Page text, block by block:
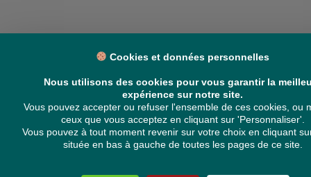
Cookies et données personnelles
Nous utilisons des cookies pour vous garantir la
expérience sur notre site.
Vous pouvez accepter ou refuser l'ensemble de ces cookies, ou
ceux que vous acceptez en cliquant sur 'Personnaliser'.
Vous pouvez à tout moment revenir sur votre choix en cliquant
située en bas à gauche de toutes les pages de ce site.